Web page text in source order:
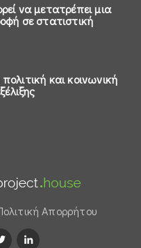
να μετατρέπει μια
σε στατιστική
και κοινωνική
Απορρήτου